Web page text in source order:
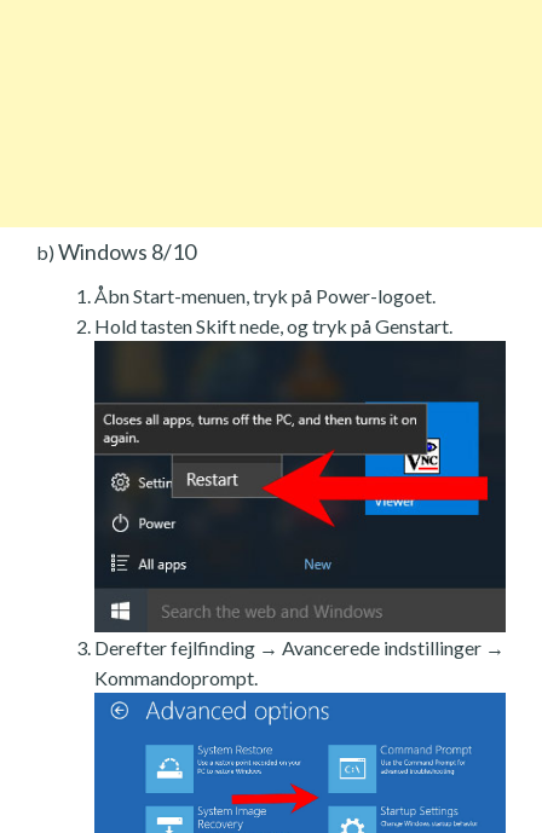
b) Windows 8/10
Åbn Start-menuen, tryk på Power-logoet.
Hold tasten Skift nede, og tryk på Genstart.
Derefter fejlfinding → Avancerede indstillinger →
Kommandoprompt.